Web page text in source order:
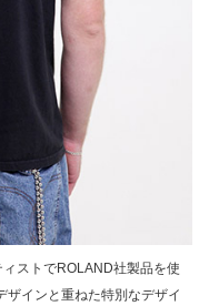
ストでROLAND社製品を使
ザインと重ねた特別なデザイ